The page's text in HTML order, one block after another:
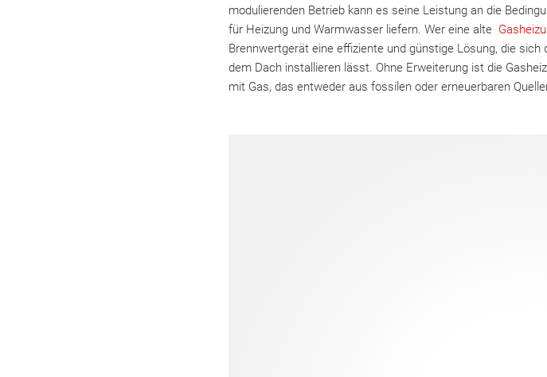
modulierenden Betrieb kann es seine Leistung an die
für Heizung und Warmwasser liefern. Wer eine alte
Brennwertgerät eine effiziente und günstige Lösung, die sich
dem Dach installieren lässt. Ohne Erweiterung ist die
mit Gas, das entweder aus fossilen oder erneuerbaren